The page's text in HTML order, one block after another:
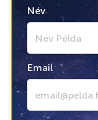
Név
Email